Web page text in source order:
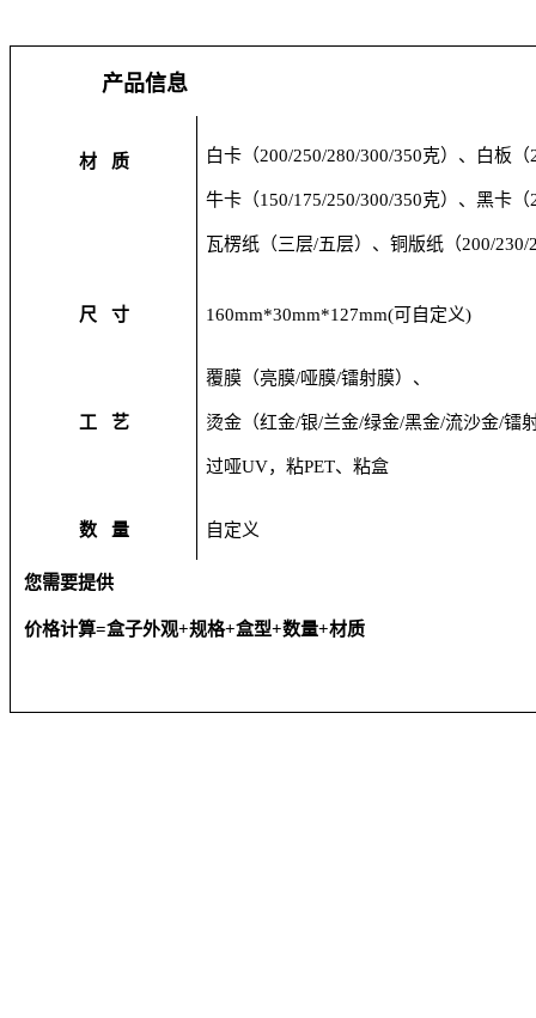
产品信息
材 质 白卡（200/250/280/300/350克）、白板（
牛卡（150/175/250/300/350克）、黑卡（
瓦楞纸（三层/五层）、铜版纸（200/230/
尺 寸 160mm*30mm*127mm(可自定义)
工 艺
覆膜（亮膜/哑膜/镭射膜）、
烫金（红金/银/兰金/绿金/黑金/流沙金/镭
过哑UV，粘PET、粘盒
数 量 自定义
您需要提供
价格计算=盒子外观+规格+盒型+数量+材质